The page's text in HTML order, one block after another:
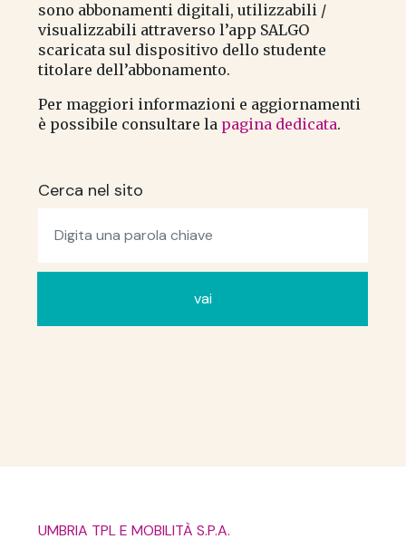
sono abbonamenti digitali, utilizzabili /
visualizzabili attraverso l’app SALGO
scaricata sul dispositivo dello studente
titolare dell’abbonamento.
Per maggiori informazioni e aggiornamenti
è possibile consultare la pagina dedicata.
Cerca nel sito
UMBRIA TPL E MOBILITÀ S.P.A.